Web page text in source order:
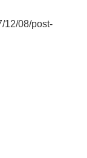
12/08/post-